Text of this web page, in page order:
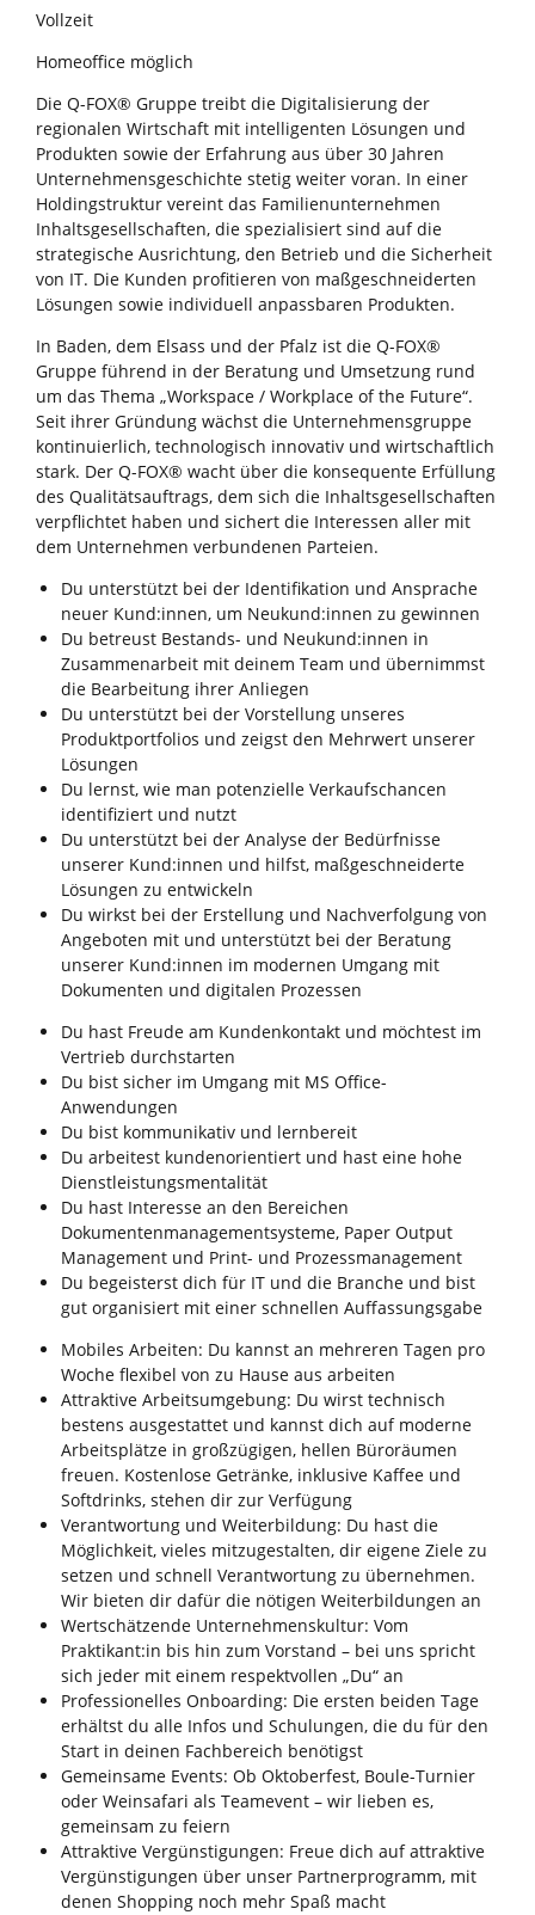
Vollzeit
Homeoffice möglich
Die Q-FOX® Gruppe treibt die Digitalisierung der
regionalen Wirtschaft mit intelligenten Lösungen und
Produkten sowie der Erfahrung aus über 30 Jahren
Unternehmensgeschichte stetig weiter voran. In einer
Holdingstruktur vereint das Familienunternehmen
Inhaltsgesellschaften, die spezialisiert sind auf die
strategische Ausrichtung, den Betrieb und die Sicherheit
von IT. Die Kunden profitieren von maßgeschneiderten
Lösungen sowie individuell anpassbaren Produkten.
In Baden, dem Elsass und der Pfalz ist die Q-FOX®
Gruppe führend in der Beratung und Umsetzung rund
um das Thema „Workspace / Workplace of the Future“.
Seit ihrer Gründung wächst die Unternehmensgruppe
kontinuierlich, technologisch innovativ und wirtschaftlich
stark. Der Q-FOX® wacht über die konsequente Erfüllung
des Qualitätsauftrags, dem sich die Inhaltsgesellschaften
verpflichtet haben und sichert die Interessen aller mit
dem Unternehmen verbundenen Parteien.
Du unterstützt bei der Identifikation und Ansprache
neuer Kund:innen, um Neukund:innen zu gewinnen
Du betreust Bestands- und Neukund:innen in
Zusammenarbeit mit deinem Team und übernimmst
die Bearbeitung ihrer Anliegen
Du unterstützt bei der Vorstellung unseres
Produktportfolios und zeigst den Mehrwert unserer
Lösungen
Du lernst, wie man potenzielle Verkaufschancen
identifiziert und nutzt
Du unterstützt bei der Analyse der Bedürfnisse
unserer Kund:innen und hilfst, maßgeschneiderte
Lösungen zu entwickeln
Du wirkst bei der Erstellung und Nachverfolgung von
Angeboten mit und unterstützt bei der Beratung
unserer Kund:innen im modernen Umgang mit
Dokumenten und digitalen Prozessen
Du hast Freude am Kundenkontakt und möchtest im
Vertrieb durchstarten
Du bist sicher im Umgang mit MS Office-
Anwendungen
Du bist kommunikativ und lernbereit
Du arbeitest kundenorientiert und hast eine hohe
Dienstleistungsmentalität
Du hast Interesse an den Bereichen
Dokumentenmanagementsysteme, Paper Output
Management und Print- und Prozessmanagement
Du begeisterst dich für IT und die Branche und bist
gut organisiert mit einer schnellen Auffassungsgabe
Mobiles Arbeiten: Du kannst an mehreren Tagen pro
Woche flexibel von zu Hause aus arbeiten
Attraktive Arbeitsumgebung: Du wirst technisch
bestens ausgestattet und kannst dich auf moderne
Arbeitsplätze in großzügigen, hellen Büroräumen
freuen. Kostenlose Getränke, inklusive Kaffee und
Softdrinks, stehen dir zur Verfügung
Verantwortung und Weiterbildung: Du hast die
Möglichkeit, vieles mitzugestalten, dir eigene Ziele zu
setzen und schnell Verantwortung zu übernehmen.
Wir bieten dir dafür die nötigen Weiterbildungen an
Wertschätzende Unternehmenskultur: Vom
Praktikant:in bis hin zum Vorstand – bei uns spricht
sich jeder mit einem respektvollen „Du“ an
Professionelles Onboarding: Die ersten beiden Tage
erhältst du alle Infos und Schulungen, die du für den
Start in deinen Fachbereich benötigst
Gemeinsame Events: Ob Oktoberfest, Boule-Turnier
oder Weinsafari als Teamevent – wir lieben es,
gemeinsam zu feiern
Attraktive Vergünstigungen: Freue dich auf attraktive
Vergünstigungen über unser Partnerprogramm, mit
denen Shopping noch mehr Spaß macht